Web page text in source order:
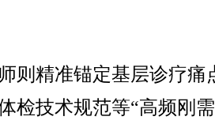
精准锚定基层诊疗痛
检技术规范等“高频刚